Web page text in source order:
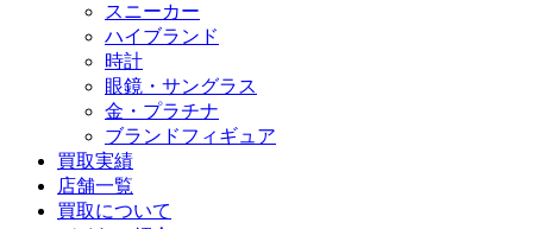
スニーカー
ハイブランド
時計
眼鏡・サングラス
金・プラチナ
ブランドフィギュア
買取実績
店舗一覧
買取について